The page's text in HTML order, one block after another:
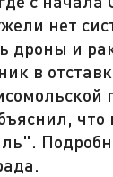
нет
дроны и
в
что